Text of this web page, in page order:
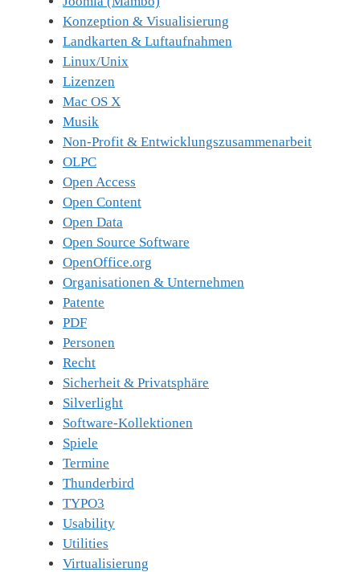
Konzeption & Visualisierung
Landkarten & Luftaufnahmen
Linux/Unix
Lizenzen
Mac OS X
Musik
Non-Profit & Entwicklungszusammenarbeit
OLPC
Open Access
Open Content
Open Data
Open Source Software
OpenOffice.org
Organisationen & Unternehmen
Patente
PDF
Personen
Recht
Sicherheit & Privatsphäre
Silverlight
Software-Kollektionen
Spiele
Termine
Thunderbird
TYPO3
Usability
Utilities
Virtualisierung